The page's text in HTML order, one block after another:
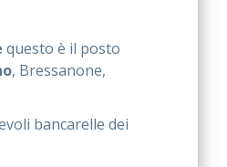
questo è il posto
, Bressanone,
bancarelle dei